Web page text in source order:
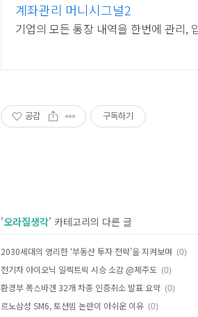
계좌관리 머니시그널2
기업의 모든 통장 내역을 한번에 관리,
공감 구독하기
'오라질생각' 카테고리의 다른 글
2030세대의 영리한 ‘부동산 투자 전략’을 지켜보며 (0)
전기차 아이오닉 일렉트릭 시승 소감 @제주도 (0)
환경부 폭스바겐 32개 차종 인증취소 발표 요약 (0)
르노삼성 SM6, 토션빔 논란이 아쉬운 이유 (0)